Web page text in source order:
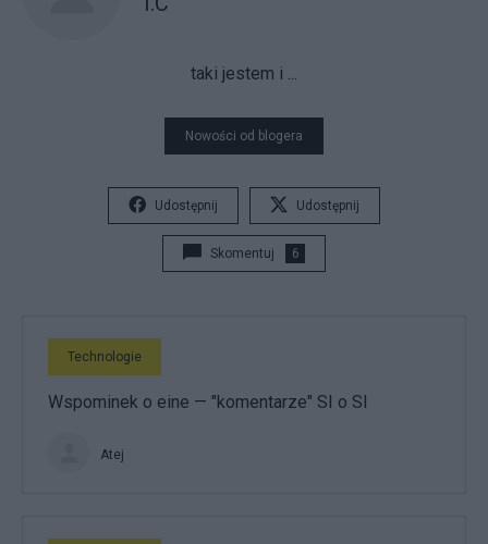
taki jestem i ...
Nowości od blogera
Udostępnij Udostępnij
Skomentuj 6
Technologie
Wspominek o eine — "komentarze" SI o SI
Atej